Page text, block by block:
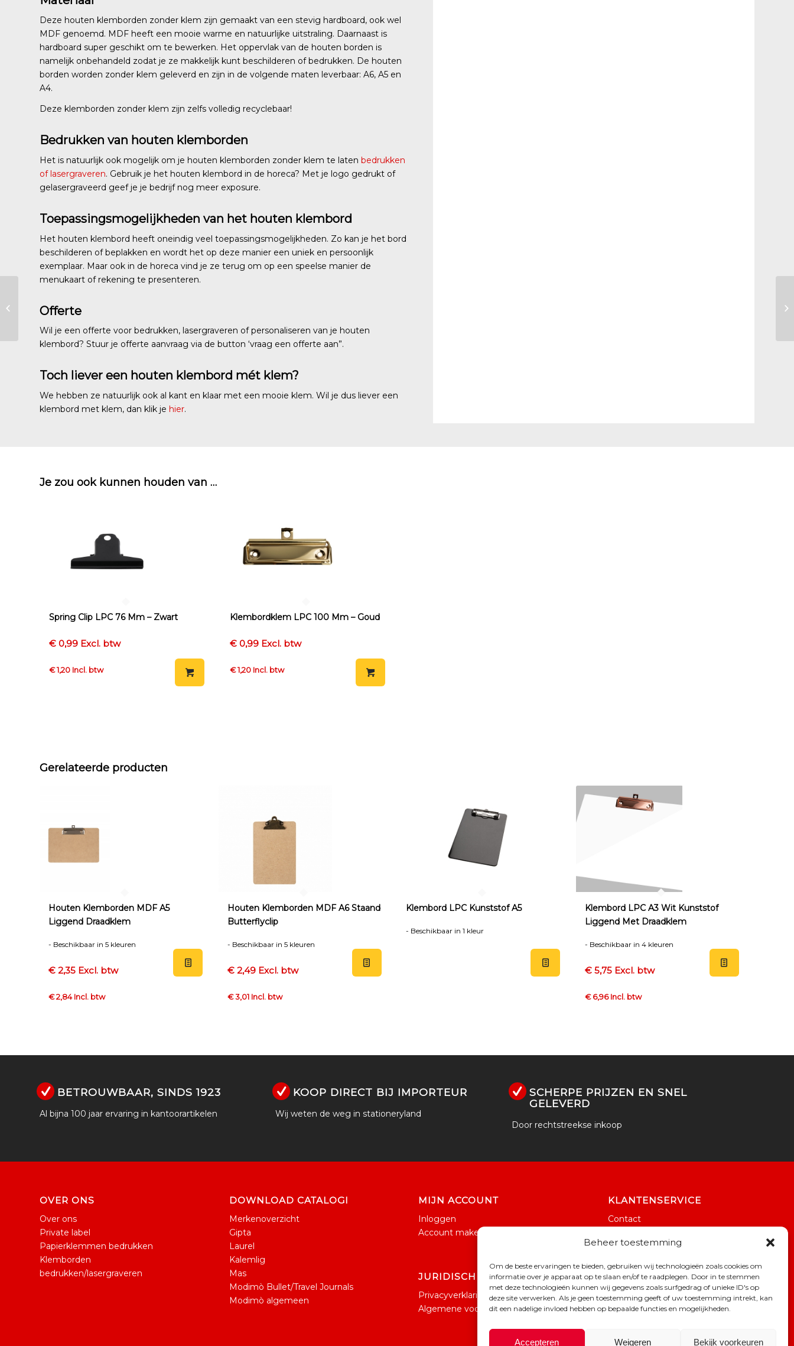
Beheer toestemming
Om de beste ervaringen te bieden, gebruiken wij technologieën zoals cookies om
informatie over je apparaat op te slaan en/of te raadplegen. Door in te stemmen
met deze technologieën kunnen wij gegevens zoals surfgedrag of unieke ID's op
deze site verwerken. Als je geen toestemming geeft of uw toestemming intrekt, kan
dit een nadelige invloed hebben op bepaalde functies en mogelijkheden.
Accepteren Weigeren Bekijk voorkeuren
Deze houten klemborden zonder klem zijn gemaakt van een stevig hardboard, ook wel
MDF genoemd. MDF heeft een mooie warme en natuurlijke uitstraling. Daarnaast is
hardboard super geschikt om te bewerken. Het oppervlak van de houten borden is
namelijk onbehandeld zodat je ze makkelijk kunt beschilderen of bedrukken. De houten
borden worden zonder klem geleverd en zijn in de volgende maten leverbaar: A6, A5 en
A4.
Deze klemborden zonder klem zijn zelfs volledig recyclebaar!
Bedrukken van houten klemborden
Het is natuurlijk ook mogelijk om je houten klemborden zonder klem te laten bedrukken
of lasergraveren. Gebruik je het houten klembord in de horeca? Met je logo gedrukt of
gelasergraveerd geef je je bedrijf nog meer exposure.
Toepassingsmogelijkheden van het houten klembord
Het houten klembord heeft oneindig veel toepassingsmogelijkheden. Zo kan je het bord
beschilderen of beplakken en wordt het op deze manier een uniek en persoonlijk
exemplaar. Maar ook in de horeca vind je ze terug om op een speelse manier de
menukaart of rekening te presenteren.
Offerte
Wil je een offerte voor bedrukken, lasergraveren of personaliseren van je houten
klembord? Stuur je offerte aanvraag via de button ‘vraag een offerte aan”.
Toch liever een houten klembord mét klem?
We hebben ze natuurlijk ook al kant en klaar met een mooie klem. Wil je dus liever een
klembord met klem, dan klik je hier.
Je zou ook kunnen houden van …
Spring Clip LPC 76 Mm – Zwart
€ 0,99 Excl. btw
€ 1,20 Incl. btw
Klembordklem LPC 100 Mm – Goud
€ 0,99 Excl. btw
€ 1,20 Incl. btw
Gerelateerde producten
Houten Klemborden MDF A5
Liggend Draadklem
- Beschikbaar in 5 kleuren
€ 2,35 Excl. btw
€ 2,84 Incl. btw
Houten Klemborden MDF A6 Staand
Butterflyclip
- Beschikbaar in 5 kleuren
€ 2,49 Excl. btw
€ 3,01 Incl. btw
Klembord LPC Kunststof A5
- Beschikbaar in 1 kleur
Klembord LPC A3 Wit Kunststof
Liggend Met Draadklem
- Beschikbaar in 4 kleuren
€ 5,75 Excl. btw
€ 6,96 Incl. btw
BETROUWBAAR, SINDS 1923
Al bijna 100 jaar ervaring in kantoorartikelen
KOOP DIRECT BIJ IMPORTEUR
Wij weten de weg in stationeryland
SCHERPE PRIJZEN EN SNEL
GELEVERD
Door rechtstreekse inkoop
OVER ONS
Over ons
Private label
Papierklemmen bedrukken
Klemborden
bedrukken/lasergraveren
DOWNLOAD CATALOGI
Merkenoverzicht
Gipta
Laurel
Kalemlig
Mas
Modimò Bullet/Travel Journals
Modimò algemeen
MIJN ACCOUNT
Inloggen
Account maken
JURIDISCH
Privacyverklaring
Algemene voorwaarden
KLANTENSERVICE
Contact
Verzending & bezorging
Veelgestelde vragen
rond 100 stuks